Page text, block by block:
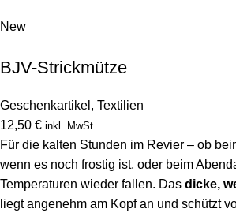
New
BJV-Strickmütze
Geschenkartikel , Textilien
12,50 € inkl. MwSt
Für die kalten Stunden im Revier – ob
wenn es noch frostig ist, oder beim
Temperaturen wieder fallen. Das dicke,
liegt angenehm am Kopf an und schützt